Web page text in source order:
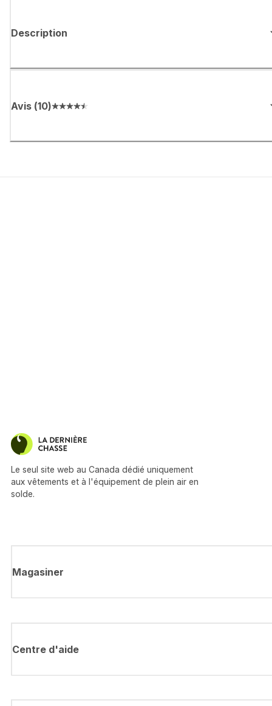
Description
Avis (10)
Le seul site web au Canada dédié uniquement
aux vêtements et à l'équipement de plein air en
solde.
Magasiner
Centre d'aide